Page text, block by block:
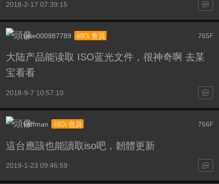
2018-2-17 07:39:15
765F
qwe000987789 480i 會員
大陆产品能读取 ISO蓝光文件，很神奇啊 去某
宝看看
2018-9-7 10:57:10
766F
koffman 480i 會員
這台應該也能讀取iso吧，韌體更新
2019-1-23 09:46:59